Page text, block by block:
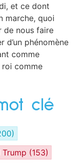
et ce dont
marche, quoi
de nous faire
d’un phénomène
comme
roi comme
clé
(153)